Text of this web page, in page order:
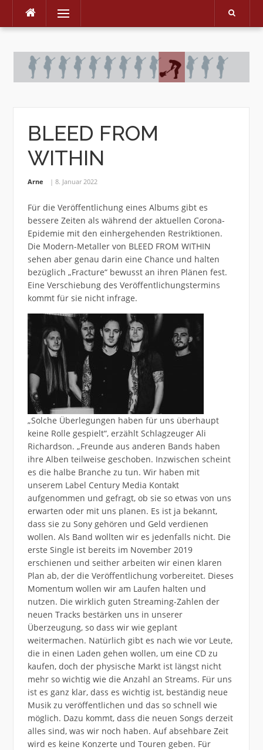
Skip
Menu
BLEED FROM
WITHIN
Arne 8. Januar 2022
Für die Veröffentlichung eines Albums gibt es
bessere Zeiten als während der aktuellen Corona-
Epidemie mit den einhergehenden Restriktionen.
Die Modern-Metaller von BLEED FROM WITHIN
sehen aber genau darin eine Chance und halten
bezüglich „Fracture“ bewusst an ihren Plänen fest.
Eine Verschiebung des Veröffentlichungstermins
kommt für sie nicht infrage.
„Solche Überlegungen haben für uns überhaupt
keine Rolle gespielt“, erzählt Schlagzeuger Ali
Richardson. „Freunde aus anderen Bands haben
ihre Alben teilweise geschoben. Inzwischen scheint
es die halbe Branche zu tun. Wir haben mit
unserem Label Century Media Kontakt
aufgenommen und gefragt, ob sie so etwas von uns
erwarten oder mit uns planen. Es ist ja bekannt,
dass sie zu Sony gehören und Geld verdienen
wollen. Als Band wollten wir es jedenfalls nicht. Die
erste Single ist bereits im November 2019
erschienen und seither arbeiten wir einen klaren
Plan ab, der die Veröffentlichung vorbereitet. Dieses
Momentum wollen wir am Laufen halten und
nutzen. Die wirklich guten Streaming-Zahlen der
neuen Tracks bestärken uns in unserer
Überzeugung, so dass wir wie geplant
weitermachen. Natürlich gibt es nach wie vor Leute,
die in einen Laden gehen wollen, um eine CD zu
kaufen, doch der physische Markt ist längst nicht
mehr so wichtig wie die Anzahl an Streams. Für uns
ist es ganz klar, dass es wichtig ist, beständig neue
Musik zu veröffentlichen und das so schnell wie
möglich. Dazu kommt, dass die neuen Songs derzeit
alles sind, was wir noch haben. Auf absehbare Zeit
wird es keine Konzerte und Touren geben. Für